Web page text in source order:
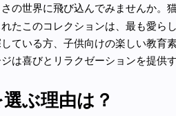
の世界に飛び込んでみませんか。
たこのコレクションは、最も愛ら
ている方、子供向けの楽しい教育
は喜びとリラクゼーションを提供
ぶ理由は？